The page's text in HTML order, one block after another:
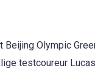
Olympic
testcoureur